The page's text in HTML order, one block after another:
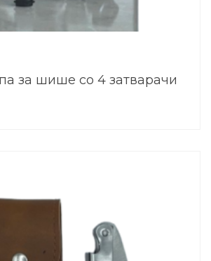
за шише со 4 затварачи